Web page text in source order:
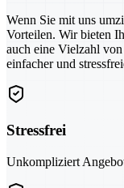
Wenn Sie mit uns
Vorteilen. Wir bieten
auch eine Vielzahl
einfacher und
Stressfrei
Unkompliziert